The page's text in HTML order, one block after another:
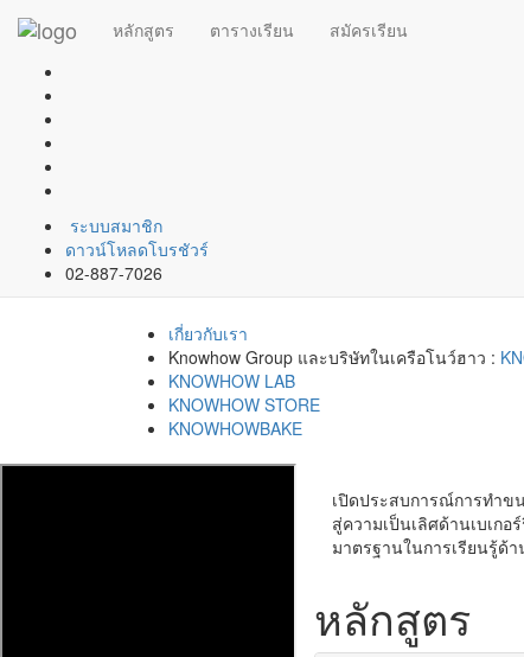
หลักสูตร ตารางเรียน สมัครเรียน
ระบบสมาชิก
ดาวน์โหลดโบรชัวร์
02-887-7026
เกี่ยวกับเรา
Knowhow Group และบริษัทในเครือโนว์ฮาว :
KNOWHOW LAB
KNOWHOW STORE
KNOWHOWBAKE
เปิดประสบการณ์การทำ
สู่ความเป็นเลิศด้านเบเกอ
มาตรฐานในการเรียนรู้ด้
หลักสูตร